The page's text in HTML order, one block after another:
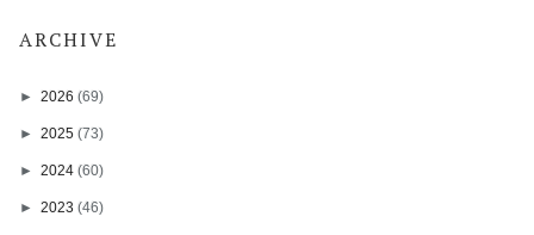
ARCHIVE
► 2026 (69)
► 2025 (73)
► 2024 (60)
► 2023 (46)